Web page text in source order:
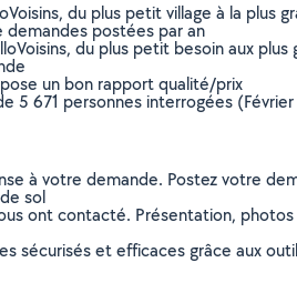
du plus petit village à la plus
postées par an
du plus petit besoin aux plus
un bon rapport qualité/prix
5 671 personnes interrogées
à votre demande. Postez votre
sol
ont contacté. Présentation,
sécurisés et efficaces grâce aux